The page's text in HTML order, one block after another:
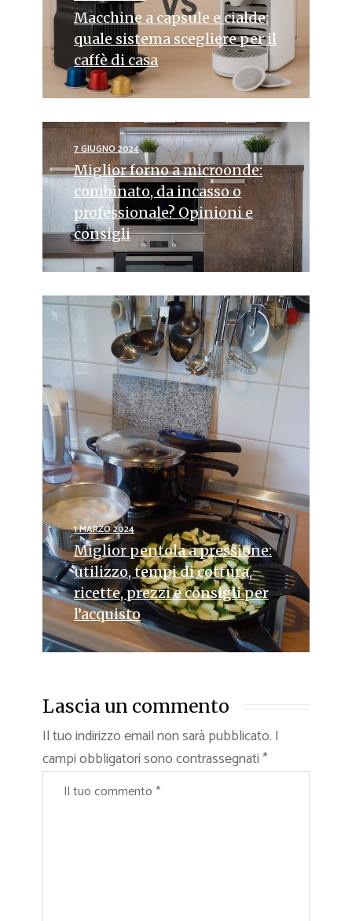
Macchine a capsule e cialde:
quale sistema scegliere per il
caffè di casa
7 GIUGNO 2024
Miglior forno a microonde:
combinato, da incasso o
professionale? Opinioni e
consigli
1 MARZO 2024
Miglior pentola a pressione:
utilizzo, tempi di cottura,
ricette, prezzi e consigli per
l’acquisto
Lascia un commento
Il tuo indirizzo email non sarà pubblicato. I
campi obbligatori sono contrassegnati*